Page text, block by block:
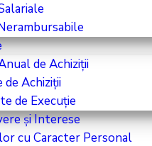
de Achiziții
Achiziții
de Execuție
și Interese
cu Caracter Personal